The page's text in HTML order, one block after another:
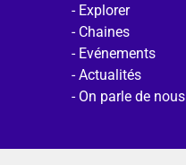
Explorer
Chaines
Evénements
Actualités
On parle de nous